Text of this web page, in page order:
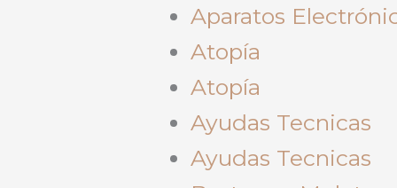
Aparatos
Atopía
Atopía
Ayudas Tecnicas
Ayudas Tecnicas